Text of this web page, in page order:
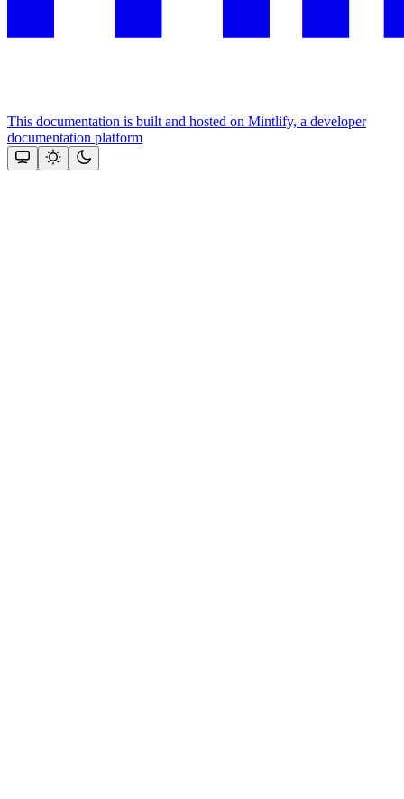
This documentation is built and hosted on Mintlify, a developer
documentation platform